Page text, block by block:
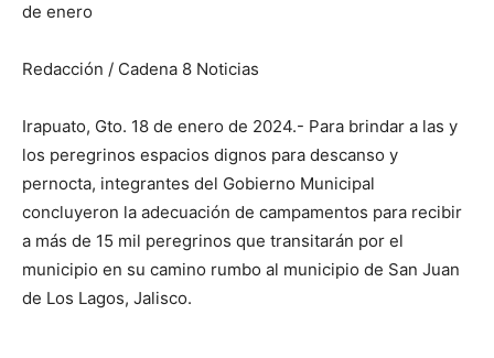
de enero
Redacción / Cadena 8 Noticias
Irapuato, Gto. 18 de enero de 2024.- Para brindar a las y
los peregrinos espacios dignos para descanso y
pernocta, integrantes del Gobierno Municipal
concluyeron la adecuación de campamentos para recibir
a más de 15 mil peregrinos que transitarán por el
municipio en su camino rumbo al municipio de San Juan
de Los Lagos, Jalisco.